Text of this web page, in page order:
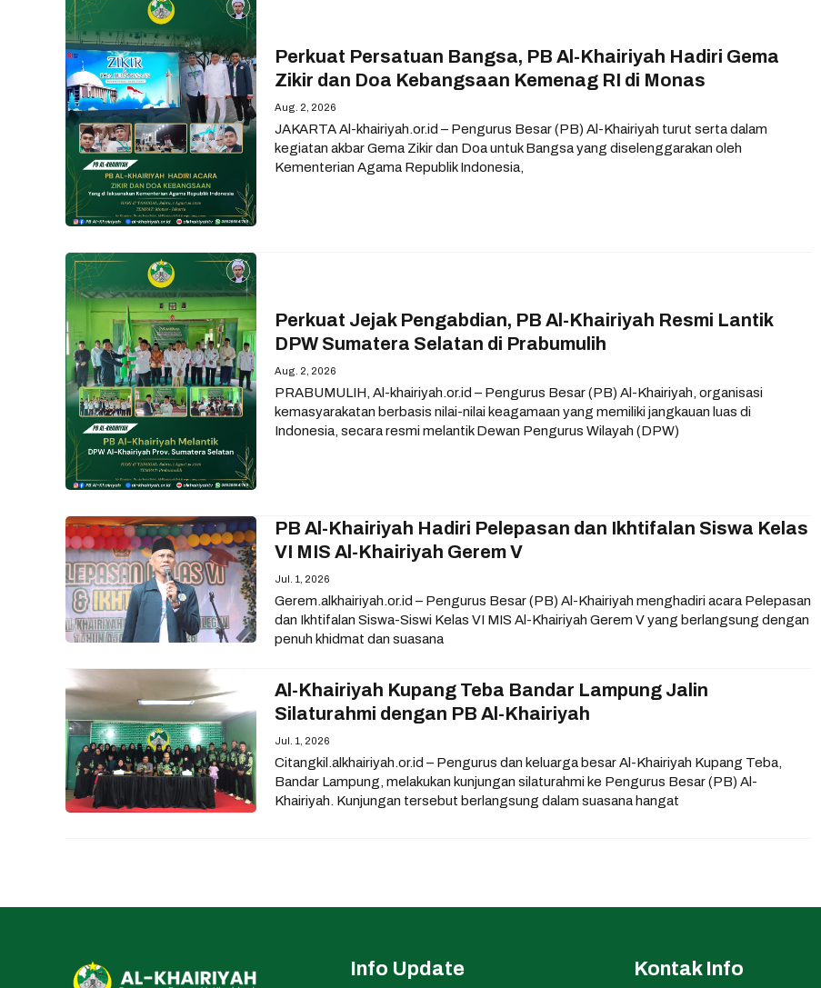
Perkuat Persatuan Bangsa, PB Al-Khairiyah Hadiri Gema
Zikir dan Doa Kebangsaan Kemenag RI di Monas
Aug. 2, 2026
JAKARTA Al-khairiyah.or.id – Pengurus Besar (PB) Al-Khairiyah turut serta dalam
kegiatan akbar Gema Zikir dan Doa untuk Bangsa yang diselenggarakan oleh
Kementerian Agama Republik Indonesia,
Perkuat Jejak Pengabdian, PB Al-Khairiyah Resmi Lantik
DPW Sumatera Selatan di Prabumulih
Aug. 2, 2026
PRABUMULIH, Al-khairiyah.or.id – Pengurus Besar (PB) Al-Khairiyah, organisasi
kemasyarakatan berbasis nilai-nilai keagamaan yang memiliki jangkauan luas di
Indonesia, secara resmi melantik Dewan Pengurus Wilayah (DPW)
PB Al-Khairiyah Hadiri Pelepasan dan Ikhtifalan Siswa Kelas
VI MIS Al-Khairiyah Gerem V
Jul. 1, 2026
Gerem.alkhairiyah.or.id – Pengurus Besar (PB) Al-Khairiyah menghadiri acara Pelepasan
dan Ikhtifalan Siswa-Siswi Kelas VI MIS Al-Khairiyah Gerem V yang berlangsung dengan
penuh khidmat dan suasana
Al-Khairiyah Kupang Teba Bandar Lampung Jalin
Silaturahmi dengan PB Al-Khairiyah
Jul. 1, 2026
Citangkil.alkhairiyah.or.id – Pengurus dan keluarga besar Al-Khairiyah Kupang Teba,
Bandar Lampung, melakukan kunjungan silaturahmi ke Pengurus Besar (PB) Al-
Khairiyah. Kunjungan tersebut berlangsung dalam suasana hangat
Info Update Kontak Info